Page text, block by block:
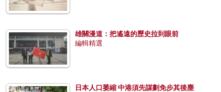
雄關漫道：把遙遠的歷史拉到眼前
編輯精選
日本人口萎縮 中港須先謀劃免步其後塵